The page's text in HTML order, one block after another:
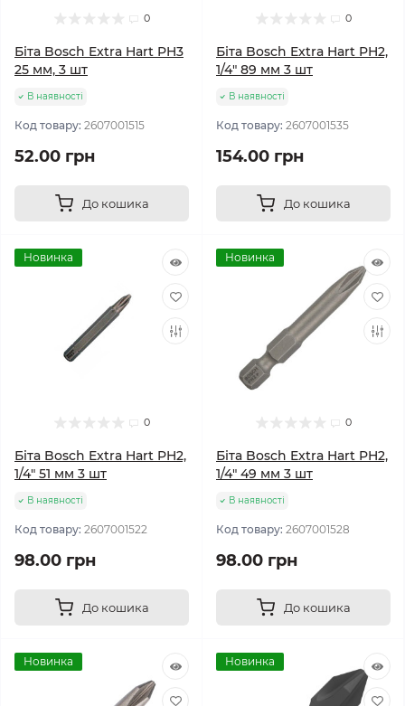
0
Біта Bosch Extra Hart PH3
25 мм, 3 шт
В наявності
Код товару: 2607001515
52.00 грн
До кошика
0
Біта Bosch Extra Hart PH2,
1/4" 89 мм 3 шт
В наявності
Код товару: 2607001535
154.00 грн
До кошика
Новинка
0
Біта Bosch Extra Hart PH2,
1/4" 51 мм 3 шт
В наявності
Код товару: 2607001522
98.00 грн
До кошика
Новинка
0
Біта Bosch Extra Hart PH2,
1/4" 49 мм 3 шт
В наявності
Код товару: 2607001528
98.00 грн
До кошика
Новинка Новинка